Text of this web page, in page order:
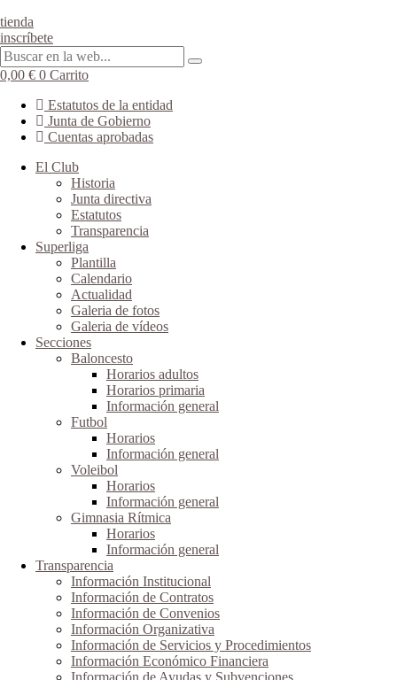
tienda
inscríbete
0,00 € 0 Carrito
Estatutos de la entidad
Junta de Gobierno
Cuentas aprobadas
El Club
Historia
Junta directiva
Estatutos
Transparencia
Superliga
Plantilla
Calendario
Actualidad
Galeria de fotos
Galeria de vídeos
Secciones
Baloncesto
Horarios adultos
Horarios primaria
Información general
Futbol
Horarios
Información general
Voleibol
Horarios
Información general
Gimnasia Rítmica
Horarios
Información general
Transparencia
Información Institucional
Información de Contratos
Información de Convenios
Información Organizativa
Información de Servicios y Procedimientos
Información Económico Financiera
Información de Ayudas y Subvenciones